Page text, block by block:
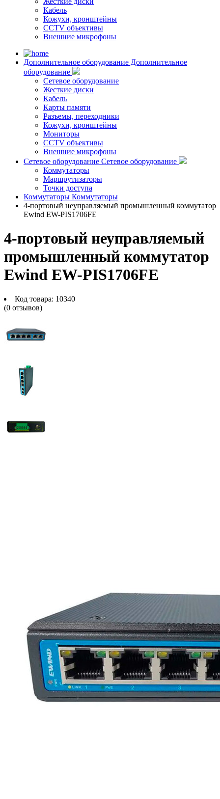
Кабель
Кожухи, кронштейны
CCTV объективы
Внешние микрофоны
Дополнительное оборудование Дополнительное
оборудование
Сетевое оборудование
Жесткие диски
Кабель
Карты памяти
Разъемы, переходники
Кожухи, кронштейны
Мониторы
CCTV объективы
Внешние микрофоны
Сетевое оборудование Сетевое оборудование
Коммутаторы
Маршрутизаторы
Точки доступа
Коммутаторы Коммутаторы
4-портовый неуправляемый промышленный коммутатор
Ewind EW-PIS1706FE
4-портовый неуправляемый
промышленный коммутатор
Ewind EW-PIS1706FE
Код товара: 10340
(0 отзывов)